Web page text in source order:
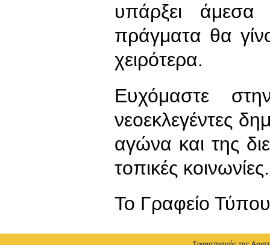
υπάρξει άμεσα
πράγματα θα
χειρότερα.
Ευχόμαστε
νεοεκλεγέντες
αγώνα και της
τοπικές κοινωνίες.
To Γραφείο Τύπου